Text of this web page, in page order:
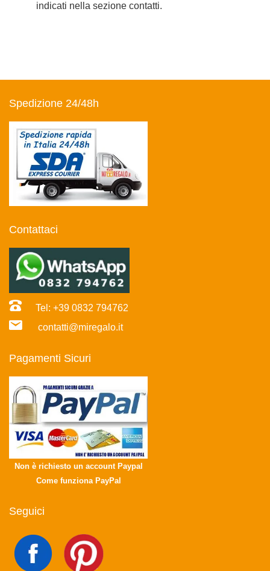
indicati nella sezione contatti.
Spedizione 24/48h
Contattaci
Tel: +39 0832 794762
contatti@miregalo.it
Pagamenti Sicuri
Non è richiesto un account Paypal
Come funziona PayPal
Seguici